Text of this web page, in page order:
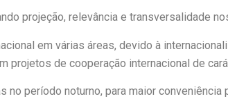
projeção, relevância e transversalidade
em várias áreas, devido à
projetos de cooperação internacional de
no período noturno, para maior conveniência